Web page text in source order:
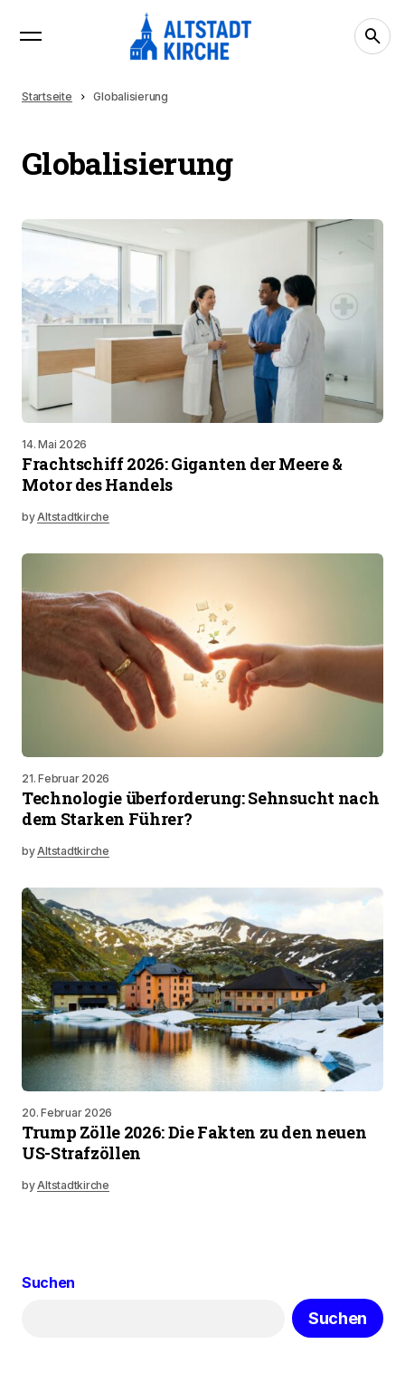
Startseite Globalisierung
Globalisierung
14. Mai 2026
Frachtschiff 2026: Giganten der Meere &
Motor des Handels
byAltstadtkirche
21. Februar 2026
Technologie überforderung: Sehnsucht nach
dem Starken Führer?
byAltstadtkirche
20. Februar 2026
Trump Zölle 2026: Die Fakten zu den neuen
US-Strafzöllen
byAltstadtkirche
Suchen
Suchen